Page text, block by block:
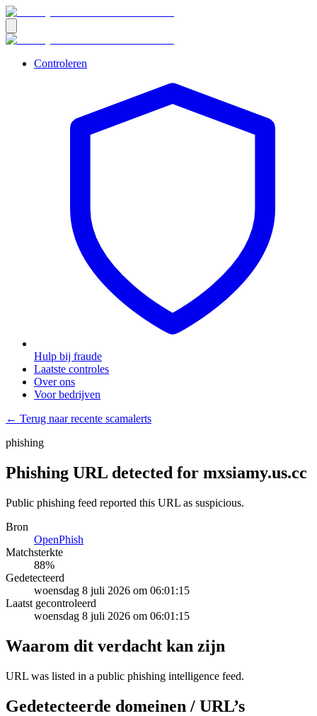
Controleren
Hulp bij fraude
Laatste controles
Over ons
Voor bedrijven
← Terug naar recente scamalerts
phishing
Phishing URL detected for mxsiamy.us.cc
Public phishing feed reported this URL as suspicious.
Bron
OpenPhish
Matchsterkte
88%
Gedetecteerd
woensdag 8 juli 2026 om 06:01:15
Laatst gecontroleerd
woensdag 8 juli 2026 om 06:01:15
Waarom dit verdacht kan zijn
URL was listed in a public phishing intelligence feed.
Gedetecteerde domeinen / URL’s